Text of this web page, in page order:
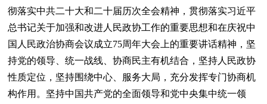
彻落实中共二十大和二十届历次全会精神，贯彻落实习近平
总书记关于加强和改进人民政协工作的重要思想和在庆祝中
国人民政治协商会议成立75周年大会上的重要讲话精神，坚
持党的领导、统一战线、协商民主有机结合，坚持人民政协
性质定位，坚持围绕中心、服务大局，充分发挥专门协商机
构作用。坚持中国共产党的全面领导和党中央集中统一领